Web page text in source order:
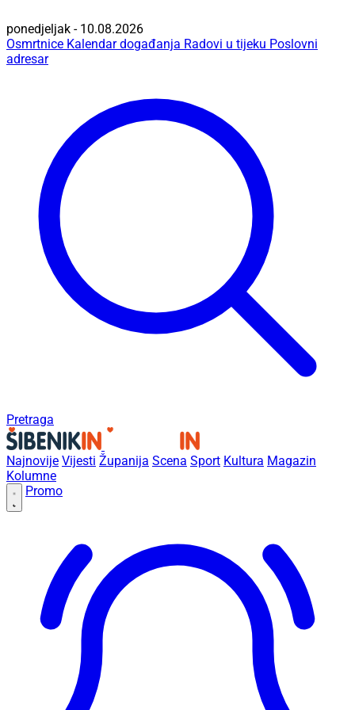
ponedjeljak - 10.08.2026
Osmrtnice Kalendar događanja Radovi u tijeku Poslovni
adresar
Pretraga
Najnovije Vijesti Županija Scena Sport Kultura Magazin
Kolumne
Promo